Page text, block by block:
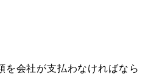
を会社が支払わなければなら